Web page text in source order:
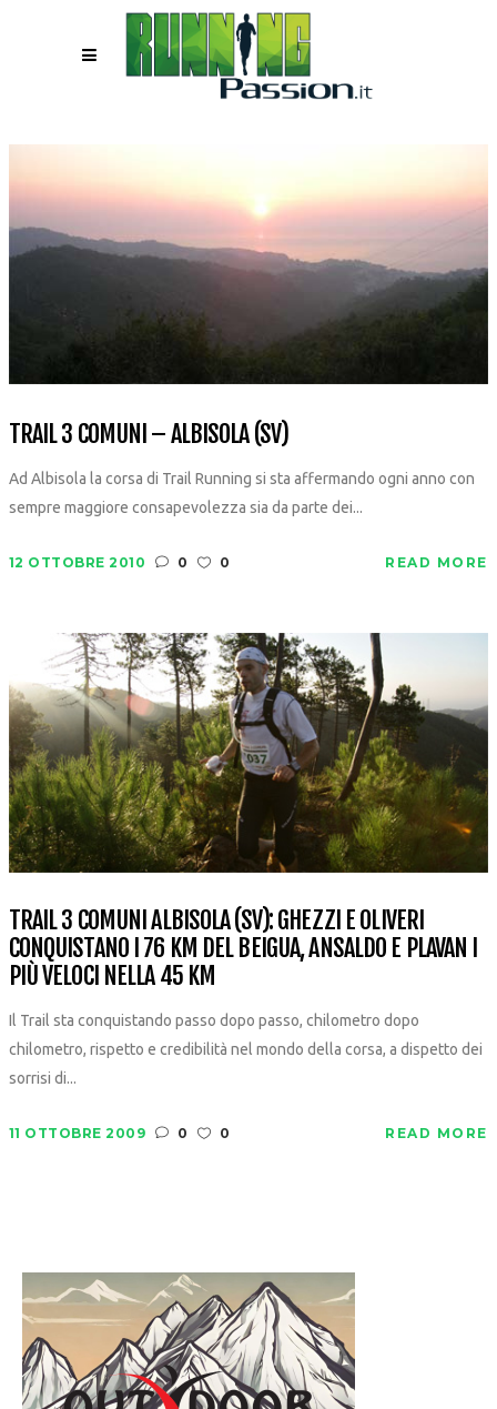
TRAIL 3 COMUNI – ALBISOLA (SV)
Ad Albisola la corsa di Trail Running si sta affermando ogni anno con
sempre maggiore consapevolezza sia da parte dei...
12 OTTOBRE 2010 0 0 READ MORE
TRAIL 3 COMUNI ALBISOLA (SV): GHEZZI E OLIVERI
CONQUISTANO I 76 KM DEL BEIGUA, ANSALDO E PLAVAN I
PIÙ VELOCI NELLA 45 KM
Il Trail sta conquistando passo dopo passo, chilometro dopo
chilometro, rispetto e credibilità nel mondo della corsa, a dispetto dei
sorrisi di...
11 OTTOBRE 2009 0 0 READ MORE